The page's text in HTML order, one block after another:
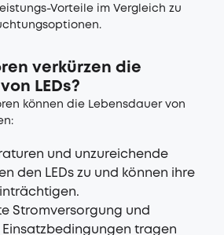
Vorteile im Vergleich zu
verkürzen die
LEDs?
können die Lebensdauer von
und unzureichende
den LEDs zu und können ihre
Stromversorgung und
tragen